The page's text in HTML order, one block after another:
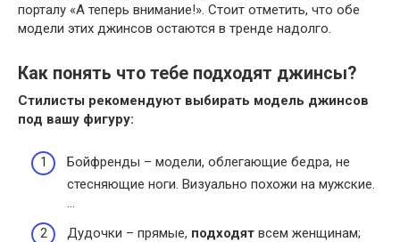
порталу «А теперь внимание!». Стоит отметить, что обе
модели этих джинсов остаются в тренде надолго.
Как понять что тебе подходят джинсы?
Стилисты рекомендуют выбирать модель джинсов
под вашу фигуру:
Бойфренды – модели, облегающие бедра, не
стесняющие ноги. Визуально похожи на мужские.
…
Дудочки – прямые, подходят всем женщинам;